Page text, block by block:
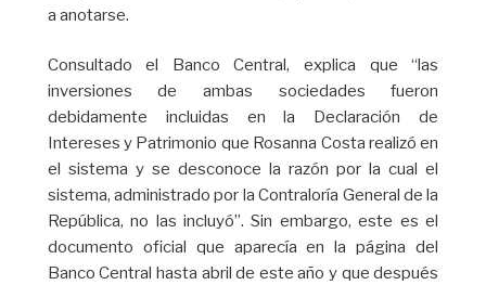
a anotarse.
Consultado el Banco Central, explica que “las
inversiones de ambas sociedades fueron
debidamente incluidas en la Declaración de
Intereses y Patrimonio que Rosanna Costa realizó en
el sistema y se desconoce la razón por la cual el
sistema, administrado por la Contraloría General de la
República, no las incluyó”. Sin embargo, este es el
documento oficial que aparecía en la página del
Banco Central hasta abril de este año y que después